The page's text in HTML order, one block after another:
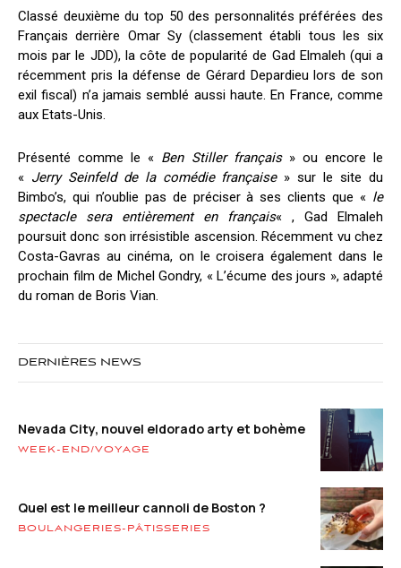
Classé deuxième du top 50 des personnalités préférées des
Français derrière Omar Sy (classement établi tous les six
mois par le JDD), la côte de popularité de Gad Elmaleh (qui a
récemment pris la défense de Gérard Depardieu lors de son
exil fiscal) n’a jamais semblé aussi haute. En France, comme
aux Etats-Unis.
Présenté comme le « Ben Stiller français» ou encore le
« Jerry Seinfeld de la comédie française» sur le site du
Bimbo’s, qui n’oublie pas de préciser à ses clients que « le
spectacle sera entièrement en français« , Gad Elmaleh
poursuit donc son irrésistible ascension. Récemment vu chez
Costa-Gavras au cinéma, on le croisera également dans le
prochain film de Michel Gondry, « L’écume des jours », adapté
du roman de Boris Vian.
DERNIÈRES NEWS
Nevada City, nouvel eldorado arty et bohème
WEEK-END/VOYAGE
Quel est le meilleur cannoli de Boston ?
BOULANGERIES-PÂTISSERIES